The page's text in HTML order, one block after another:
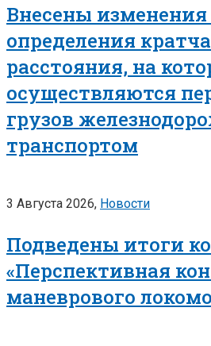
Внесены
определения
расстояния, на
осуществляются
грузов
транспортом
3 Августа 2026, Новости
Подведены итоги
«Перспективная
маневрового